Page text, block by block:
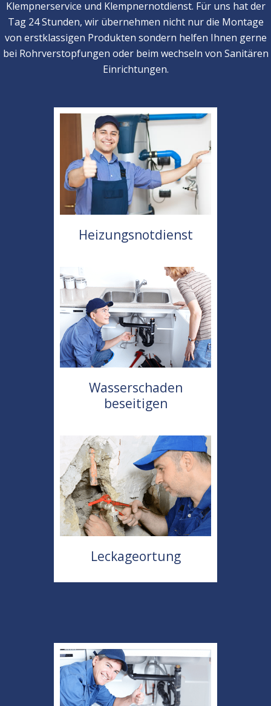
Klempnerservice und Klempnernotdienst. Für uns hat der
Tag 24 Stunden, wir übernehmen nicht nur die Montage
von erstklassigen Produkten sondern helfen Ihnen gerne
bei Rohrverstopfungen oder beim wechseln von Sanitären
Einrichtungen.
Heizungsnotdienst
Wasserschaden
beseitigen
Leckageortung